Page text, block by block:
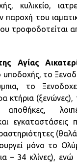
κυλικείο,
παροχή του
τροφοδοτείται
Αγίας
υποδοχής, το
το
κτήρια (ξενώνες),
αποθήκες,
εγκαταστάσεις
μόνο το
– 34 κλίνες), ενώ